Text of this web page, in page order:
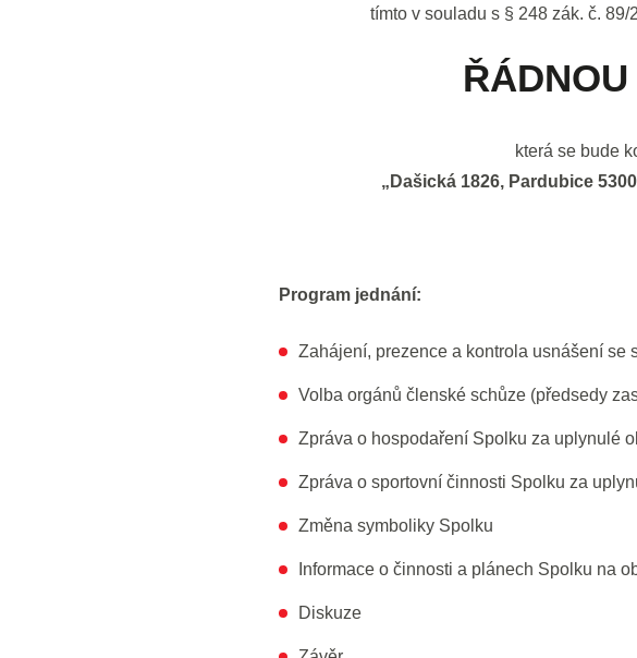
tímto v souladu s § 248 zák. č.
která se bude
„Dašická 1826, Pardubice
Program jednání:
Zahájení, prezence a kontrola usnášení se
Volba orgánů členské schůze (předsedy
Zpráva o hospodaření Spolku za uplynulé
Zpráva o sportovní činnosti Spolku za
Změna symboliky Spolku
Informace o činnosti a plánech Spolku na
Diskuze